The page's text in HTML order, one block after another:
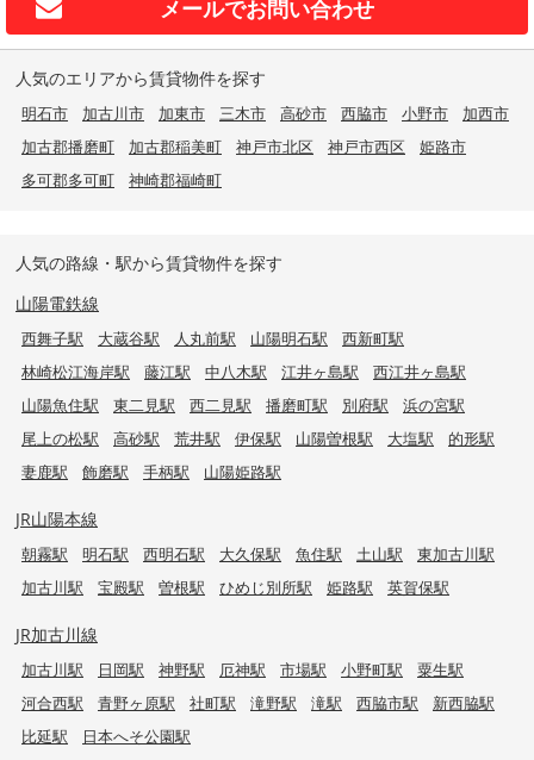
メールでお問い合わせ
人気のエリアから賃貸物件を探す
明石市 加古川市 加東市 三木市 高砂市 西脇市 小野市
加西市
加古郡播磨町
加古郡稲美町 神戸市北区 神戸市西区
姫路市
多可郡多可町
神崎郡福崎町
人気の路線・駅から賃貸物件を探す
山陽電鉄線
西舞子駅 大蔵谷駅 人丸前駅 山陽明石駅
西新町駅
林崎松江海岸駅
藤江駅 中八木駅 江井ヶ島駅
西江井ヶ島駅
山陽魚住駅
東二見駅 西二見駅 播磨町駅 別府駅
浜の宮駅
尾上の松駅
高砂駅 荒井駅 伊保駅 山陽曽根駅 大塩駅
的形駅
妻鹿駅
飾磨駅 手柄駅 山陽姫路駅
JR山陽本線
朝霧駅 明石駅 西明石駅 大久保駅 魚住駅 土山駅
東加古川駅
加古川駅
宝殿駅 曽根駅 ひめじ別所駅 姫路駅 英賀保駅
JR加古川線
加古川駅 日岡駅 神野駅 厄神駅 市場駅 小野町駅
粟生駅
河合西駅
青野ヶ原駅 社町駅 滝野駅 滝駅 西脇市駅
新西脇駅
比延駅
日本へそ公園駅